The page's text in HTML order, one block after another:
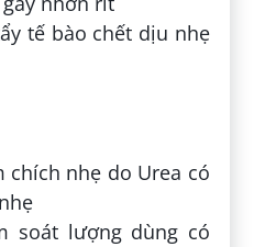
tế bào chết dịu nhẹ
chích nhẹ do Urea có
soát lượng dùng có